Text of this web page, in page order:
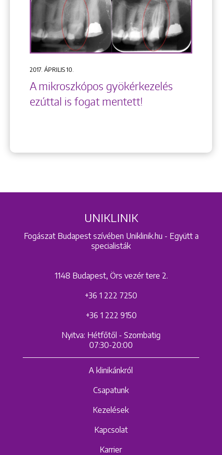
2017. ÁPRILIS 10.
A mikroszkópos gyökérkezelés
ezúttal is fogat mentett!
UNIKLINIK
Fogászat Budapest szívében Uniklinik.hu - Együtt a
specialisták
1148 Budapest, Örs vezér tere 2.
+36 1 222 7250
+36 1 222 9150
Nyitva: Hétfőtől - Szombatig
07:30-20:00
A klinikánkról
Csapatunk
Kezelések
Kapcsolat
Karrier